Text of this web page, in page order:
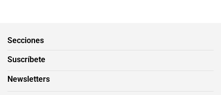
Secciones
Suscríbete
Newsletters